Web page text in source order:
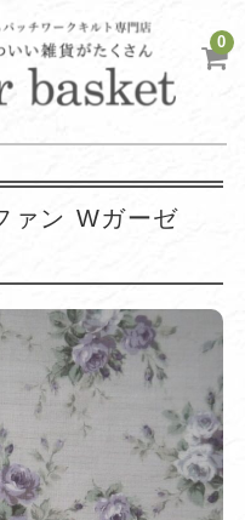
0
ァン Wガーゼ